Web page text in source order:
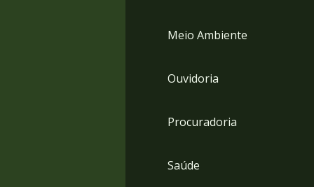
Meio Ambiente
Ouvidoria
Procuradoria
Saúde